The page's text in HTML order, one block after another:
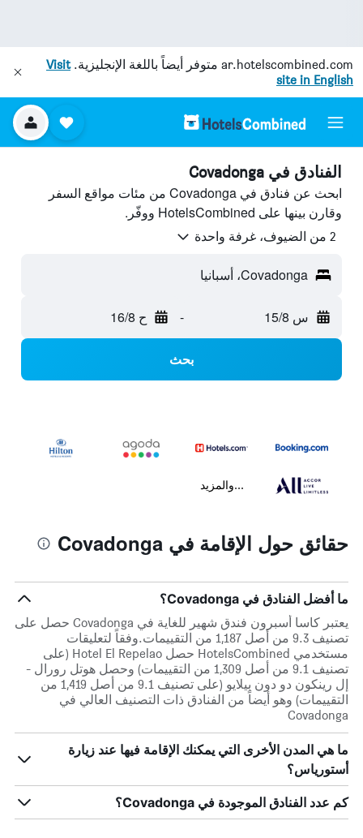
ar.hotelscombined.com متوفر أيضاً باللغة الإنجليزية.Visit
site in English
الفنادق في Covadonga
ابحث عن فنادق في Covadonga من مئات مواقع السفر
وقارن بينها على HotelsCombined ووفّر.
2 من الضيوف، غرفة واحدة
Covadonga، أسبانيا
س 15/8 - ح 16/8
بحث
...والمزيد
حقائق حول الإقامة في Covadonga
ما أفضل الفنادق في Covadonga؟
يعتبر كاسا أسبرون فندق شهير للغاية في Covadonga حصل على
تصنيف 9.3 من أصل 1,187 من التقييمات.وفقاً لتعليقات
مستخدمي HotelsCombined حصل Hotel El Repelao (على
تصنيف 9.1 من أصل 1,309 من التقييمات) وحصل هوتل رورال -
إل رينكون دو دون بيلايو (على تصنيف 9.1 من أصل 1,419 من
التقييمات) وهو أيضاً من الفنادق ذات التصنيف العالي في
Covadonga
ما هي المدن الأخرى التي يمكنك الإقامة فيها عند زيارة
أستورياس؟
كم عدد الفنادق الموجودة في Covadonga؟